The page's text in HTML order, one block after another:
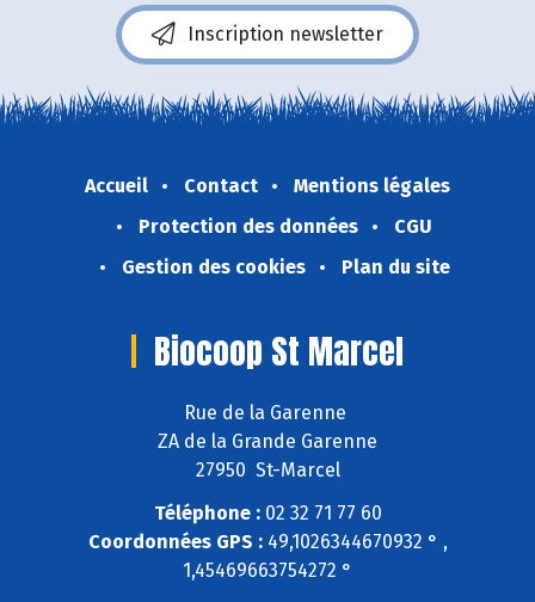
Inscription newsletter
Accueil Contact
Mentions légales
Protection des données
CGU
Gestion des cookies
Plan du site
Biocoop St Marcel
Rue de la Garenne
ZA de la Grande Garenne
27950 St-Marcel
Téléphone :02 32 71 77 60
Coordonnées GPS :49,1026344670932 ° ,
1,45469663754272 °